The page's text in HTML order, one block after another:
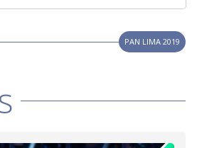
PAN LIMA 2019